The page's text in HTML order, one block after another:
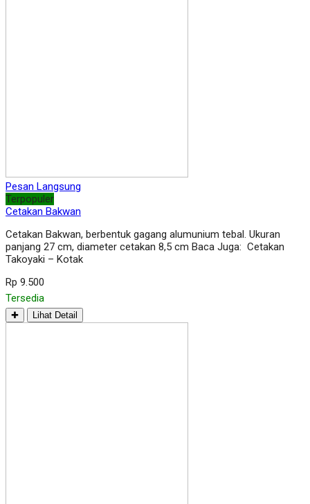
Pesan Langsung
Terpopuler
Cetakan Bakwan
Cetakan Bakwan, berbentuk gagang alumunium tebal. Ukuran
panjang 27 cm, diameter cetakan 8,5 cm Baca Juga: Cetakan
Takoyaki – Kotak
Rp 9.500
Tersedia
✚ Lihat Detail